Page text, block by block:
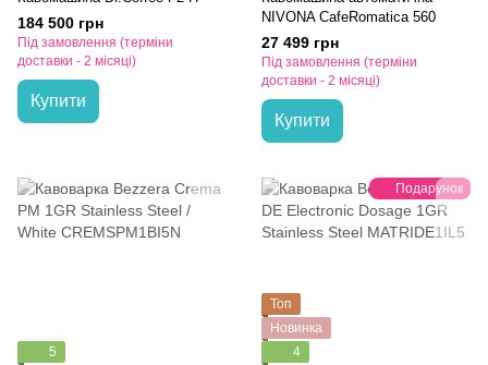
184 500 грн
Під замовлення (терміни
доставки - 2 місяці)
Купити
NIVONA CafeRomatica 560
27 499 грн
Під замовлення (терміни
доставки - 2 місяці)
Купити
5
Подарунок
Топ
Новинка
4